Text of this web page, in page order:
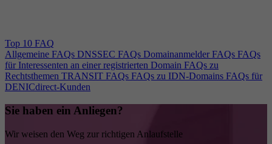
Top 10 FAQ
Allgemeine FAQs DNSSEC FAQs Domainanmelder FAQs FAQs
für Interessenten an einer registrierten Domain FAQs zu
Rechtsthemen TRANSIT FAQs FAQs zu IDN-Domains FAQs für
DENICdirect-Kunden
Sie haben ein Anliegen?
Wir weisen den Weg zur richtigen Anlaufstelle